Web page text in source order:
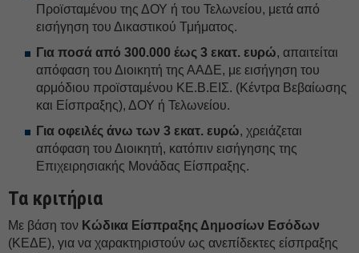
Προϊσταμένου της ΔΟΥ ή του Τελωνείου, μετά από
εισήγηση του Δικαστικού Τμήματος.
Για ποσά από 300.000 έως 3 εκατ. ευρώ, απαιτείται
απόφαση του Διοικητή της ΑΑΔΕ, με εισήγηση του
αρμόδιου προϊσταμένου ΚΕ.Β.ΕΙΣ. (Κέντρα Βεβαίωσης
και Είσπραξης), ΔΟΥ ή Τελωνείου.
Για οφειλές άνω των 3 εκατ. ευρώ, χρειάζεται
απόφαση του Διοικητή, κατόπιν εισήγησης της
Επιχειρησιακής Μονάδας Είσπραξης.
Τα κριτήρια
Με βάση τον Κώδικα Είσπραξης Δημοσίων Εσόδων
(ΚΕΔΕ), για να χαρακτηριστούν ως ανεπίδεκτες είσπραξης